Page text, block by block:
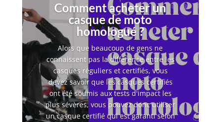
Comment acheter un
casque de moto
homologué ?
Alors que beaucoup de gens ne
connaissent pas la différence entre les
casques réguliers et certifiés, vous
devez savoir que les casques certifiés
ont été soumis aux tests d'impact les
plus sévères, vous pouvez donc utiliser
un casque certifié qui est garanti selon